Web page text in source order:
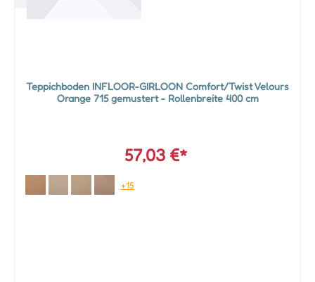
Teppichboden INFLOOR-GIRLOON Comfort/Twist Velours
Orange 715 gemustert - Rollenbreite 400 cm
57,03 €*
+15